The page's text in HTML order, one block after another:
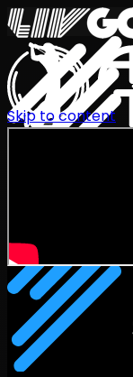
Skip to content